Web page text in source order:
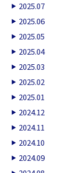
2025.07
2025.06
2025.05
2025.04
2025.03
2025.02
2025.01
2024.12
2024.11
2024.10
2024.09